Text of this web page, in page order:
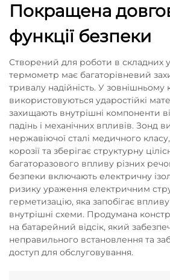
Покращена
функції безпеки
Створений для роботи в складних
термометр має багаторівневий
тривалу надійність. У зовнішньому
використовуються ударостійкі
захищають внутрішні компоненти
падінь і механічних впливів. Зонд
нержавіючої сталі медичного
корозії та зберігає структурну
багаторазового впливу різних
безпеки включають електричну
ризику ураження електричним
герметизацію, яка запобігає
внутрішні схеми. Продумана
на батарейний відсік, який
неправильного встановлення та
доступ для обслуговування.